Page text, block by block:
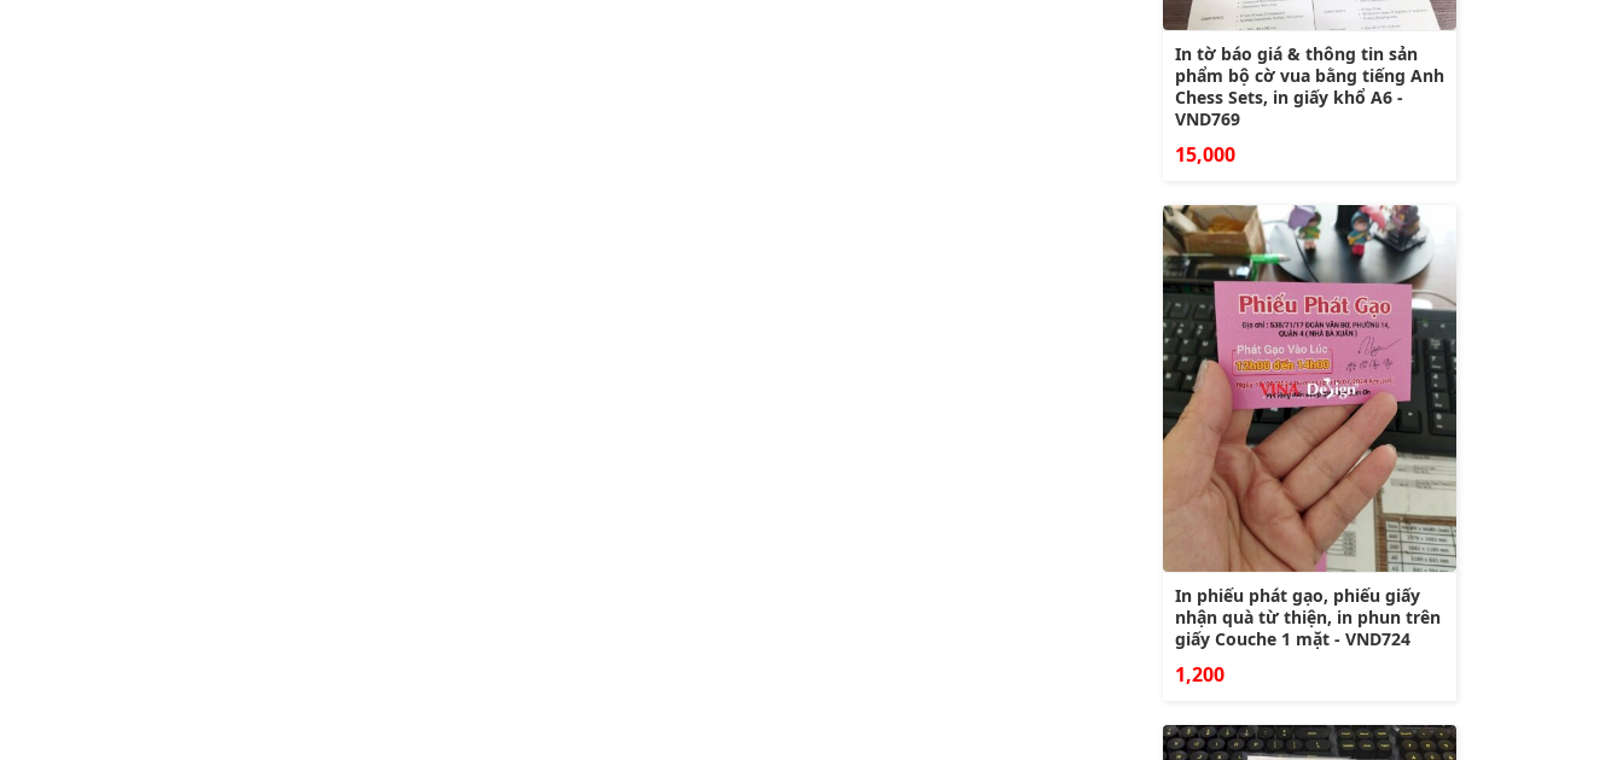
In tờ báo giá & thông tin sản
phẩm bộ cờ vua bằng tiếng Anh
Chess Sets, in giấy khổ A6 -
VND769
15,000
In phiếu phát gạo, phiếu giấy
nhận quà từ thiện, in phun trên
giấy Couche 1 mặt - VND724
1,200